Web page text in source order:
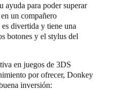
ayuda para poder superar
un compañero
divertida y tiene una
botones y el stylus del
en juegos de 3DS
por ofrecer, Donkey
inversión: